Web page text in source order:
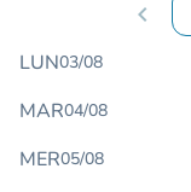
chevron_left
LUN03/08
MAR04/08
MER05/08